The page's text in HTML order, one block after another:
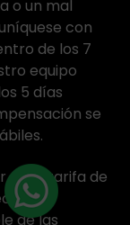
o un mal
con
de los 7
equipo
5 días
se
de la tarifa de
de las